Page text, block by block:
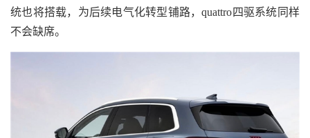
统也将搭载，为后续电气化转型铺路，quattro四驱系统同样
不会缺席。